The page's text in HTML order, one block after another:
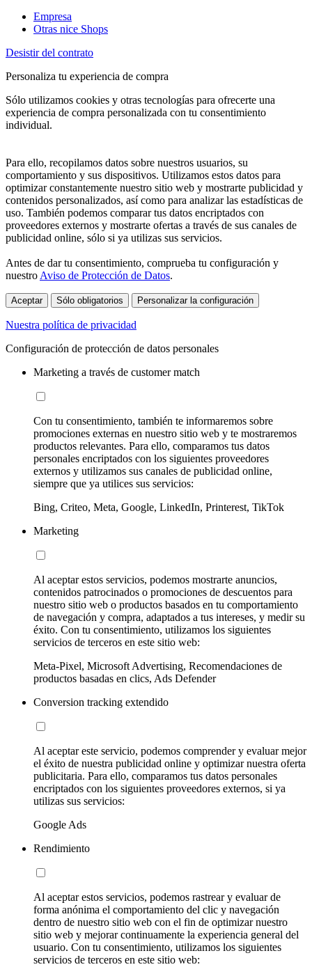
Empresa
Otras nice Shops
Desistir del contrato
Personaliza tu experiencia de compra
Sólo utilizamos cookies y otras tecnologías para ofrecerte una
experiencia de compra personalizada con tu consentimiento
individual.
Para ello, recopilamos datos sobre nuestros usuarios, su
comportamiento y sus dispositivos. Utilizamos estos datos para
optimizar constantemente nuestro sitio web y mostrarte publicidad y
contenidos personalizados, así como para analizar las estadísticas de
uso. También podemos comparar tus datos encriptados con
proveedores externos y mostrarte ofertas a través de sus canales de
publicidad online, sólo si ya utilizas sus servicios.
Antes de dar tu consentimiento, comprueba tu configuración y
nuestro Aviso de Protección de Datos.
Aceptar Sólo obligatorios Personalizar la configuración
Nuestra política de privacidad
Configuración de protección de datos personales
Marketing a través de customer match
Con tu consentimiento, también te informaremos sobre
promociones externas en nuestro sitio web y te mostraremos
productos relevantes. Para ello, comparamos tus datos
personales encriptados con los siguientes proveedores
externos y utilizamos sus canales de publicidad online,
siempre que ya utilices sus servicios:
Bing, Criteo, Meta, Google, LinkedIn, Printerest, TikTok
Marketing
Al aceptar estos servicios, podemos mostrarte anuncios,
contenidos patrocinados o promociones de descuentos para
nuestro sitio web o productos basados en tu comportamiento
de navegación y compra, adaptados a tus intereses, y medir su
éxito. Con tu consentimiento, utilizamos los siguientes
servicios de terceros en este sitio web:
Meta-Pixel, Microsoft Advertising, Recomendaciones de
productos basadas en clics, Ads Defender
Conversion tracking extendido
Al aceptar este servicio, podemos comprender y evaluar mejor
el éxito de nuestra publicidad online y optimizar nuestra oferta
publicitaria. Para ello, comparamos tus datos personales
encriptados con los siguientes proveedores externos, si ya
utilizas sus servicios:
Google Ads
Rendimiento
Al aceptar estos servicios, podemos rastrear y evaluar de
forma anónima el comportamiento del clic y navegación
dentro de nuestro sitio web con el fin de optimizar nuestro
sitio web y mejorar continuamente la experiencia general del
usuario. Con tu consentimiento, utilizamos los siguientes
servicios de terceros en este sitio web: